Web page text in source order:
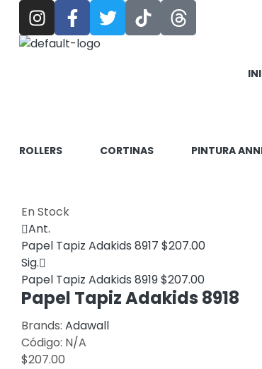
ROLLERS CORTINAS PINTURA
En Stock
Ant.
Papel Tapiz Adakids 8917 $207.00
Sig.
Papel Tapiz Adakids 8919$207.00
Papel Tapiz Adakids 8918
Brands: Adawall
Código: N/A
$207.00